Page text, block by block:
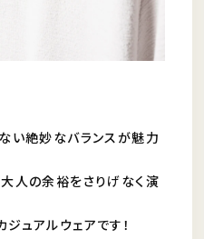
い絶妙なバランスが魅力
人の余裕をさりげなく演
ュアルウェアです！